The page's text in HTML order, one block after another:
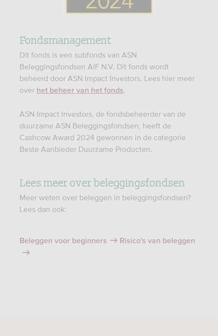
Fondsmanagement
Dit fonds is een subfonds van ASN
Beleggingsfondsen AIF N.V. Dit fonds wordt
beheerd door ASN Impact Investors. Lees hier meer
over het beheer van het fonds
ASN Impact Investors, de fondsbeheerder van de
duurzame ASN Beleggingsfondsen, heeft de
Cashcow Award 2024 gewonnen in de categorie
Beste Aanbieder Duurzame Producten.
Lees meer over beleggingsfondsen
Meer weten over beleggen in beleggingsfondsen?
Lees dan ook:
Beleggen voor beginners Risico's van beleggen